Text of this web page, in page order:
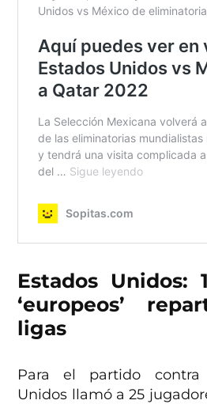
Estados Unidos:
‘europeos’
ligas
Para el partido contra
Unidos llamó a 25